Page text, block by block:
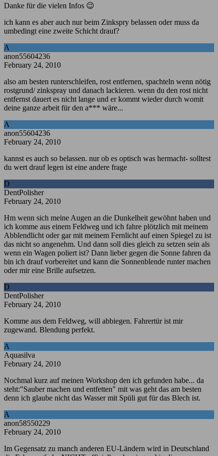
Danke für die vielen Infos 😉
ich kann es aber auch nur beim Zinkspry belassen oder muss da
umbedingt eine zweite Schicht drauf?
A
anon55604236
February 24, 2010
also am besten runterschleifen, rost entfernen, spachteln wenn nötig
rostgrund/ zinkspray und danach lackieren. wenn du den rost nicht
entfernst dauert es nicht lange und er kommt wieder durch womit
deine ganze arbeit für den a*** wäre...
A
anon55604236
February 24, 2010
kannst es auch so belassen. nur ob es optisch was hermacht- solltest
du wert drauf legen ist eine andere frage
D
DentPolisher
February 24, 2010
Hm wenn sich meine Augen an die Dunkelheit gewöhnt haben und
ich komme aus einem Feldweg und ich fahre plötzlich mit meinem
Abblendlicht oder gar mit meinem Fernlicht auf einen Spiegel zu ist
das nicht so angenehm. Und dann soll dies gleich zu setzen sein als
wenn ein Wagen poliert ist? Dann lieber gegen die Sonne fahren da
bin ich drauf vorbereitet und kann die Sonnenblende runter machen
oder mir eine Brille aufsetzen.
D
DentPolisher
February 24, 2010
Komme aus dem Feldweg, will abbiegen. Fahrertür ist mir
zugewand. Blendung perfekt.
A
Aquasilva
February 24, 2010
Nochmal kurz auf meinen Workshop den ich gefunden habe... da
steht:"Sauber machen und entfetten" mit was geht das am besten
denn ich glaube nicht das Wasser mit Spüli gut für das Blech ist.
A
anon58550229
February 24, 2010
Im Gegensatz zu manch anderen EU-Ländern wird in Deutschland